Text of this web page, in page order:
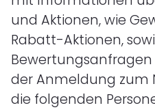
und Aktionen, wie
Rabatt-Aktionen,
Bewertungsanfragen
der Anmeldung zum
die folgenden